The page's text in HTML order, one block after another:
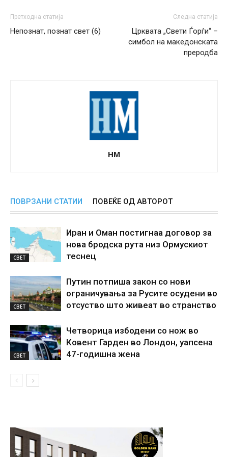
Претходна статија
Непознат, познат свет (6)
Следна статија
Црквата „Свети Ѓорѓи“ –
симбол на македонската
преродба
НМ
ПОВРЗАНИ СТАТИИ ПОВЕЌЕ ОД АВТОРОТ
СВЕТ
Иран и Оман постигнаа договор за
нова бродска рута низ Ормускиот
теснец
СВЕТ
Путин потпиша закон со нови
ограничувања за Русите осудени во
отсуство што живеат во странство
СВЕТ
Четворица избодени со нож во
Ковент Гарден во Лондон, уапсена
47-годишна жена